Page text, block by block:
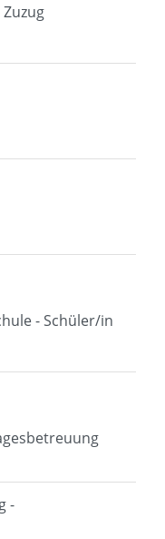
- Schüler/in
-